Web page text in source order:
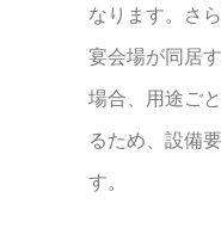
なります。さ
宴会場が同居
場合、用途ご
るため、設備
す。